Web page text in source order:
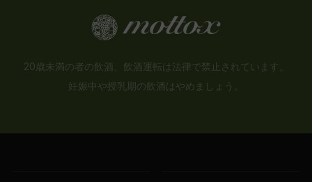
20歳未満の者の飲酒、飲酒運転は法律で禁止されています。
妊娠中や授乳期の飲酒はやめましょう。